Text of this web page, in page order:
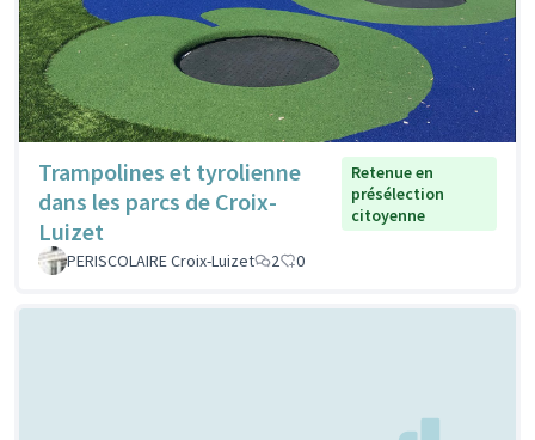
Trampolines et tyrolienne
dans les parcs de Croix-
Luizet
Retenue en
présélection
citoyenne
PERISCOLAIRE Croix-Luizet 2 0